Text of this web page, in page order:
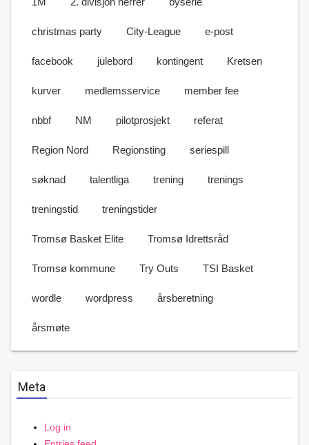
christmas party City-League e-post
facebook julebord kontingent Kretsen
kurver medlemsservice member fee
nbbf NM pilotprosjekt referat
Region Nord Regionsting seriespill
søknad talentliga trening trenings
treningstid treningstider
Tromsø Basket Elite Tromsø Idrettsråd
Tromsø kommune Try Outs TSI Basket
wordle wordpress årsberetning
årsmøte
Meta
Log in